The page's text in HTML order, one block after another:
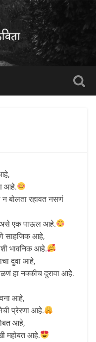
आहे.
बोलता रहावत नसणं
असे एक पाऊल आहे.
साहजिक आहे,
भावनिक आहे.
दुवा आहे,
हा नक्कीच दुरावा आहे.
आहे,
प्रेरणा आहे.
आहे,
महोबत आहे.